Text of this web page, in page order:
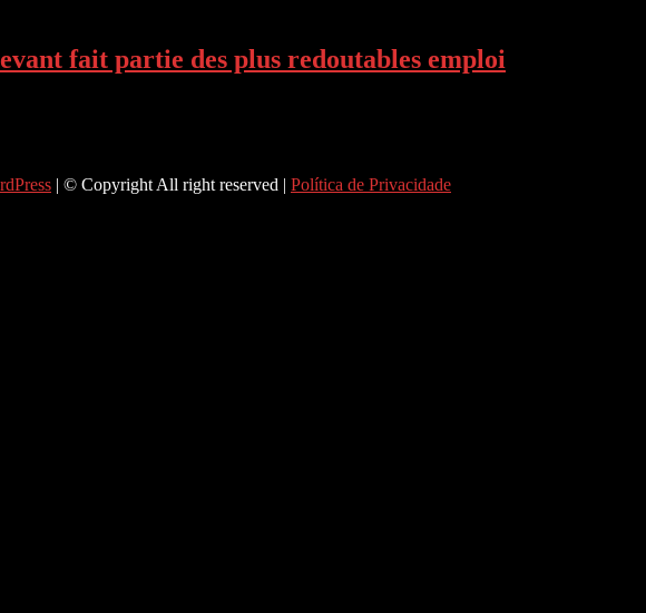
fait partie des plus redoutables emploi
| © Copyright All right reserved | Política de Privacidade